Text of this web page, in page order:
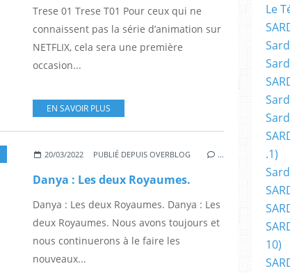
Trese 01 Trese T01 Pour ceux qui ne
connaissent pas la série d’animation sur
NETFLIX, cela sera une première
occasion...
EN SAVOIR PLUS
FANTASTIQUE,FANTASY,HÉROIC FANTASY,ILLUSTRATION IMAGES,
20/03/2022 PUBLIÉ DEPUIS OVERBLOG …
Danya : Les deux Royaumes.
Danya : Les deux Royaumes. Danya : Les
deux Royaumes. Nous avons toujours et
nous continuerons à le faire les
nouveaux...
Le
.1)
10)